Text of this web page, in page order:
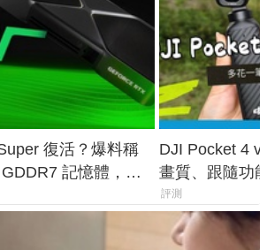
復活？爆料稱
記憶體，這
DJI Pocket 4
畫質、跟隨功
一次看懂兩台
評測